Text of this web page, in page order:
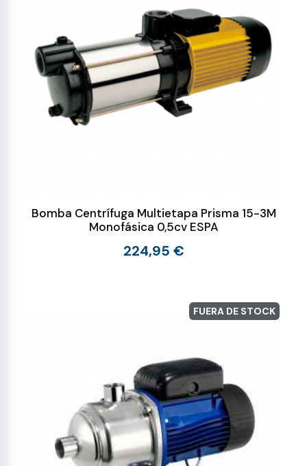
Bomba Centrífuga Multietapa Prisma 15-3M
Monofásica 0,5cv ESPA
224,95 €
FUERA DE STOCK